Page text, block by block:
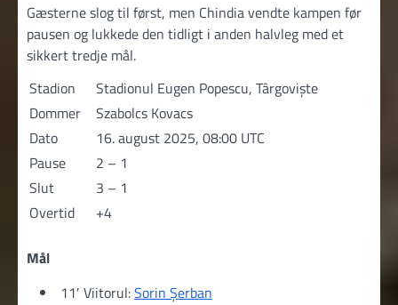
Gæsterne slog til først, men Chindia vendte kampen før
pausen og lukkede den tidligt i anden halvleg med et
sikkert tredje mål.
Stadion
Stadionul Eugen Popescu, Târgoviște
Dommer
Szabolcs Kovacs
Dato
16. august 2025, 08:00 UTC
Pause
2 – 1
Slut
3 – 1
Overtid
+4
Mål
11′ Viitorul:Sorin Șerban